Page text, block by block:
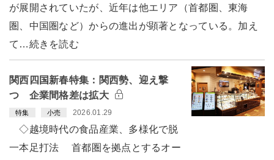
が展開されていたが、近年は他エリア（首都圏、東海
圏、中国圏など）からの進出が顕著となっている。加え
て…続きを読む
関西四国新春特集：関西勢、迎え撃
つ 企業間格差は拡大
特集 小売 2026.01.29
◇越境時代の食品産業、多様化で脱
一本足打法 首都圏を拠点とするオー